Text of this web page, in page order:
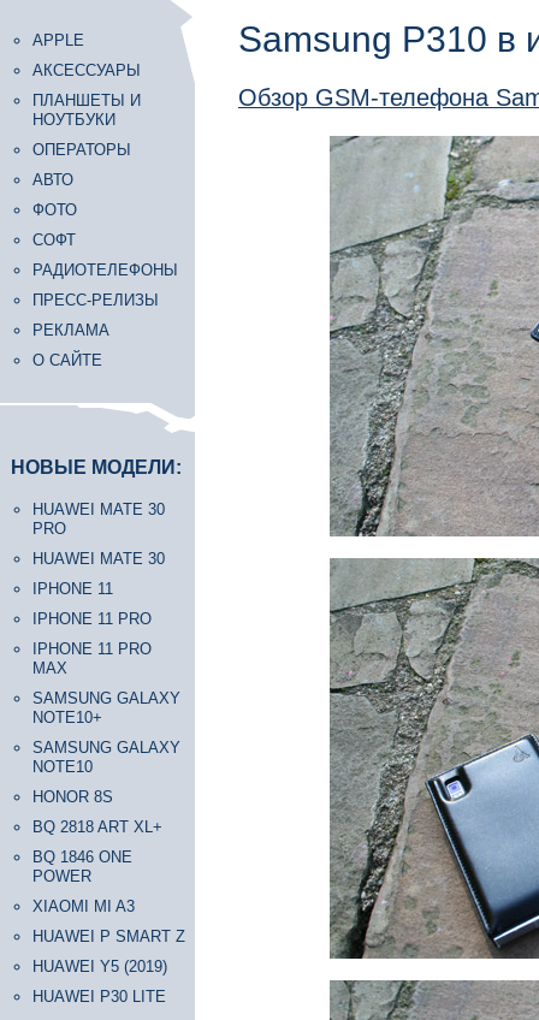
APPLE
АКСЕССУАРЫ
ПЛАНШЕТЫ И
НОУТБУКИ
ОПЕРАТОРЫ
АВТО
ФОТО
СОФТ
РАДИОТЕЛЕФОНЫ
ПРЕСС-РЕЛИЗЫ
РЕКЛАМА
О САЙТЕ
НОВЫЕ МОДЕЛИ:
HUAWEI MATE 30
PRO
HUAWEI MATE 30
IPHONE 11
IPHONE 11 PRO
IPHONE 11 PRO
MAX
SAMSUNG GALAXY
NOTE10+
SAMSUNG GALAXY
NOTE10
HONOR 8S
BQ 2818 ART XL+
BQ 1846 ONE
POWER
XIAOMI MI A3
HUAWEI P SMART Z
HUAWEI Y5 (2019)
HUAWEI P30 LITE
Samsung P310 в
Обзор GSM-телефона